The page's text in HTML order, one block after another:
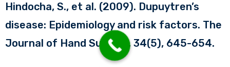
Hindocha, S., et al. (2009). Dupuytren’s
disease: Epidemiology and risk factors. The
Journal of Hand Surgery, 34(5), 645-654.